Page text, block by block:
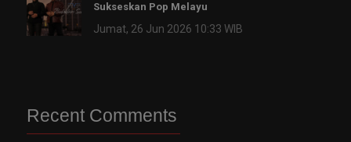
Sukseskan Pop Melayu
Jumat, 26 Jun 2026 10:33 WIB
Recent Comments